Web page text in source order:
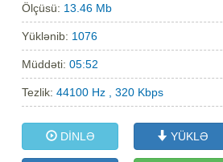
Ölçüsü: 13.46 Mb
Yüklənib: 1076
Müddəti:05:52
Tezlik:44100 Hz , 320 Kbps
DİNLƏ YÜKLƏ